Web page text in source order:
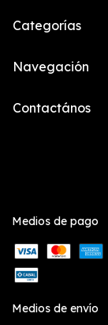
Categorías
Navegación
Contactános
Medios de pago
Medios de envío